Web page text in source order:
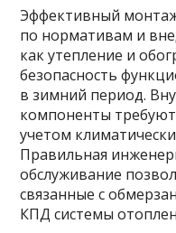
Эффективный
по нормативам и
как утепление и
безопасность
в зимний период.
компоненты
учетом
Правильная
обслуживание
связанные с
КПД системы